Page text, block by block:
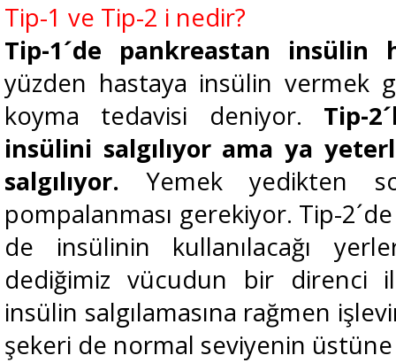
Tip-1 ve Tip-2 i nedir?
Tip-1´de pankreastan insülin
yüzden hastaya insülin vermek
koyma tedavisi deniyor. Tip-
insülini salgılıyor ama ya
salgılıyor.Yemek yedikten
pompalanması gerekiyor. Tip-
de insülinin kullanılacağı
dediğimiz vücudun bir direnci
insülin salgılamasına rağmen
şekeri de normal seviyenin üstüne